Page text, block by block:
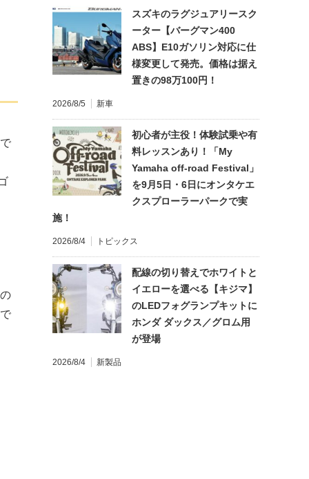
スズキのラグジュアリースク
ーター【バーグマン400
ABS】E10ガソリン対応に仕
様変更して発売。価格は据え
置きの98万100円！
2026/8/5 新車
初心者が主役！体験試乗や有
料レッスンあり！「My
Yamaha off-road Festival」
を9月5日・6日にオンタケエ
クスプローラーパークで実
施！
2026/8/4 トピックス
配線の切り替えでホワイトと
イエローを選べる【キジマ】
のLEDフォグランプキットに
ホンダ ダックス／グロム用
が登場
2026/8/4 新製品